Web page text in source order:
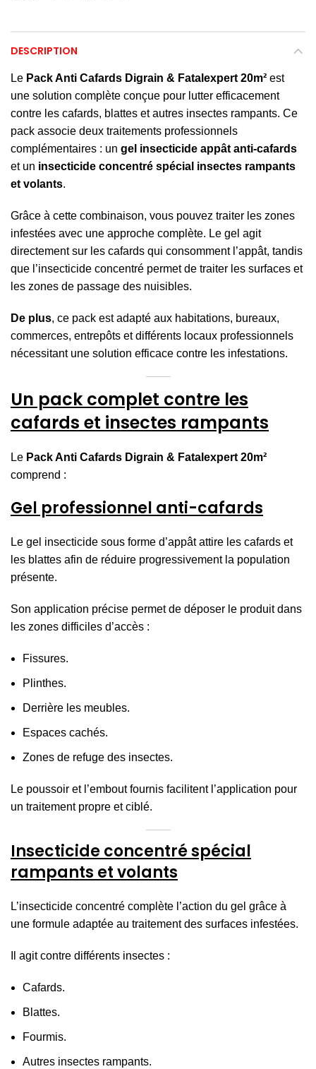
DESCRIPTION
Le Pack Anti Cafards Digrain & Fatalexpert 20m² est
une solution complète conçue pour lutter efficacement
contre les cafards, blattes et autres insectes rampants. Ce
pack associe deux traitements professionnels
complémentaires : un gel insecticide appât anti-cafards
et un insecticide concentré spécial insectes rampants
et volants.
Grâce à cette combinaison, vous pouvez traiter les zones
infestées avec une approche complète. Le gel agit
directement sur les cafards qui consomment l’appât, tandis
que l’insecticide concentré permet de traiter les surfaces et
les zones de passage des nuisibles.
De plus, ce pack est adapté aux habitations, bureaux,
commerces, entrepôts et différents locaux professionnels
nécessitant une solution efficace contre les infestations.
Un pack complet contre les
cafards et insectes rampants
Le Pack Anti Cafards Digrain & Fatalexpert 20m²
comprend :
Gel professionnel anti-cafards
Le gel insecticide sous forme d’appât attire les cafards et
les blattes afin de réduire progressivement la population
présente.
Son application précise permet de déposer le produit dans
les zones difficiles d’accès :
Fissures.
Plinthes.
Derrière les meubles.
Espaces cachés.
Zones de refuge des insectes.
Le poussoir et l’embout fournis facilitent l’application pour
un traitement propre et ciblé.
Insecticide concentré spécial
rampants et volants
L’insecticide concentré complète l’action du gel grâce à
une formule adaptée au traitement des surfaces infestées.
Il agit contre différents insectes :
Cafards.
Blattes.
Fourmis.
Autres insectes rampants.